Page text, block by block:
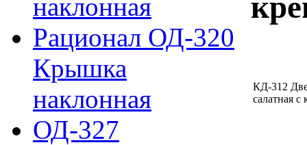
наклонная
Рационал ОД-320
Крышка
наклонная
ОД-327
КД-312
салатная